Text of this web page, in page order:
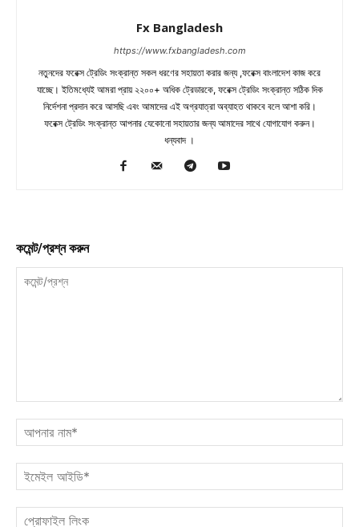
Fx Bangladesh
https://www.fxbangladesh.com
নতুনদের ফরেক্স ট্রেডিং সংক্রান্ত সকল ধরণের সহায়তা করার জন্য ,ফরেক্স বাংলাদেশ কাজ করে
যাচ্ছে। ইতিমধ্যেই আমরা প্রায় ২২০০+ অধিক ট্রেডারকে, ফরেক্স ট্রেডিং সংক্রান্ত সঠিক দিক
নির্দেশনা প্রদান করে আসছি এবং আমাদের এই অগ্রযাত্রা অব্যাহত থাকবে বলে আশা করি।
ফরেক্স ট্রেডিং সংক্রান্ত আপনার যেকোনো সহায়তার জন্য আমাদের সাথে যোগাযোগ করুন।
ধন্যবাদ ।
কমেন্ট/প্রশ্ন করুন